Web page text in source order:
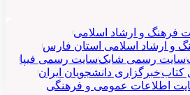
فرهنگ و ارشاد اسلامی
و ارشاد اسلامی استان فارس
سایت رسمی شابکسایت رسمی فیپا
کتابخبرگزاری دانشجویان ایران
اطلاعات عمومی و فرهنگی